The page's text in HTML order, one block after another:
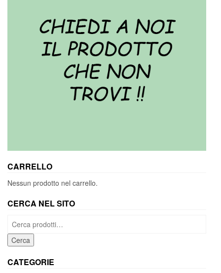
CARRELLO
Nessun prodotto nel carrello.
CERCA NEL SITO
Cerca:
Cerca
CATEGORIE